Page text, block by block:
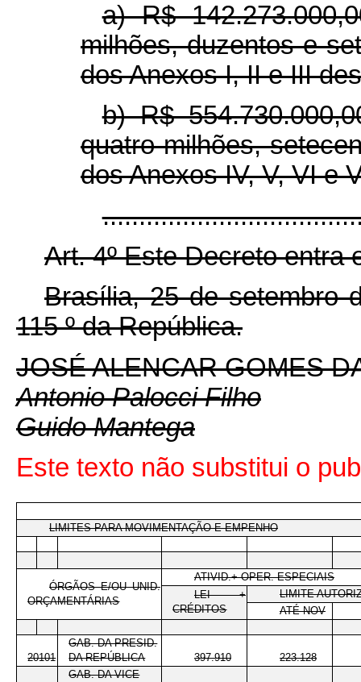
a) R$
milhões, duzentos e
dos Anexos I, II e III
b) R$
quatro milhões,
dos Anexos IV, V, VI e
Art. 4º Este Decreto entra
Brasília, 25 de setembro
115ºda República.
JOSÉ ALENCAR GOMES
Antonio Palocci Filho
Guido Mantega
Este texto não substitui o
LIMITES PARA MOVIMENTAÇÃO E EMPENHO
ÓRGÃOS E/OU UNID.
ORÇAMENTÁRIAS
ATIVID.+ OPER. ESPECIAIS
LEI +
CRÉDITOS
LIMITE
ATÉ NOV
20101
GAB. DA PRESID.
DA REPÚBLICA
397.910 223.128
GAB. DA VICE